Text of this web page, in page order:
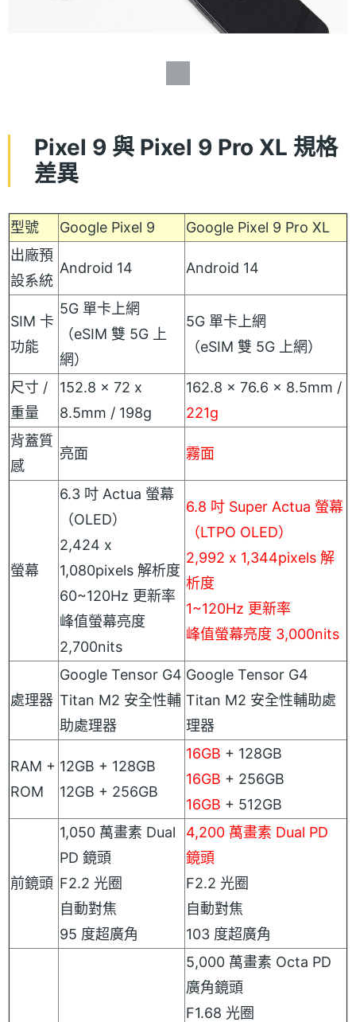
Pixel 9 與 Pixel 9 Pro XL 規格
差異
型號 Google Pixel 9
Google Pixel 9 Pro XL
出廠預
設系統
Android 14 Android 14
SIM 卡
功能
5G 單卡上網
（eSIM 雙 5G 上
網）
5G 單卡上網
（eSIM 雙 5G 上網）
尺寸 /
重量
152.8 x 72 x
8.5mm / 198g
162.8 x 76.6 x 8.5mm /
221g
背蓋質
感
亮面 霧面
螢幕
6.3 吋 Actua 螢幕
（OLED）
2,424 x
1,080pixels 解析度
60~120Hz 更新率
峰值螢幕亮度
2,700nits
6.8 吋 Super Actua 螢幕
（LTPO OLED）
2,992 x 1,344pixels 解
析度
1~120Hz 更新率
峰值螢幕亮度 3,000nits
處理器
Google Tensor G4
Titan M2 安全性輔
助處理器
Google Tensor G4
Titan M2 安全性輔助處
理器
RAM +
ROM
12GB + 128GB
12GB + 256GB
16GB + 128GB
16GB + 256GB
16GB + 512GB
前鏡頭
1,050 萬畫素 Dual
PD 鏡頭
F2.2 光圈
自動對焦
95 度超廣角
4,200 萬畫素 Dual PD
鏡頭
F2.2 光圈
自動對焦
103 度超廣角
5,000 萬畫素 Octa PD
廣角鏡頭
F1.68 光圈